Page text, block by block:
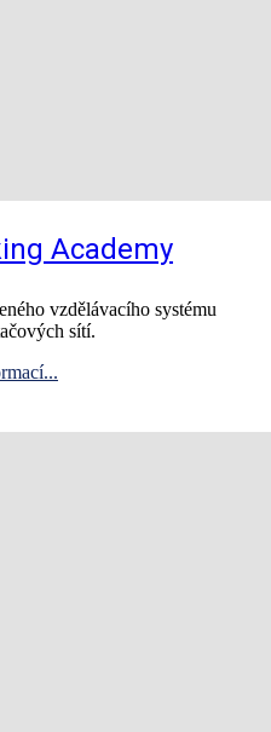
Academy
vzdělávacího systému
sítí.